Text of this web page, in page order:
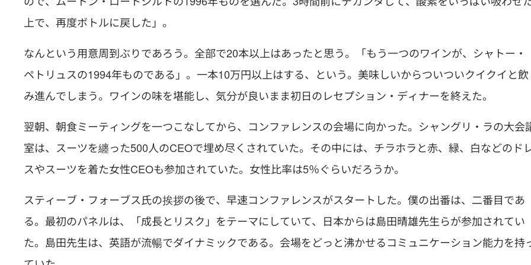
上で、再度ボトルに戻した」。
なんという用意周到ぶりであろう。全部で20本以上はあったと思う。「もう一つのワインが、シャトー・
ペトリュスの1994年ものである」。一本10万円以上はする、という。美味しいからついついクイクイと飲
み進んでしまう。ワインの味を堪能し、気分が良いまま初日のレセプション・ディナーを終えた。
翌朝、朝食ミーティングを一つこなしてから、コンファレンスの会場に向かった。シャングリ・ラの大会
室は、スーツを纏った500人のCEOで埋め尽くされていた。その中には、チラホラと赤、緑、白などのド
スやスーツを着た女性CEOも参加されていた。女性比率は5％ぐらいだろうか。
スティーブ・フォーブス氏の挨拶の後で、早速コンファレンスがスタートした。僕の出番は、二番目であ
る。最初のパネルは、「成長とリスク」をテーマにしていて、日本からは島田晴雄先生らが参加されてい
た。島田先生は、英語が流暢でダイナミックである。会場をどっと沸かせるコミュニケーション能力を持